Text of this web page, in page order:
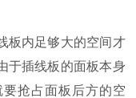
内足够大的空间才
于插线板的面板本身
抢占面板后方的空